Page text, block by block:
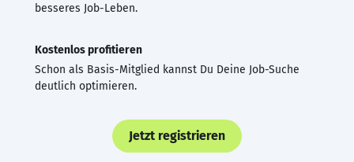
besseres Job-Leben.
Kostenlos profitieren
Schon als Basis-Mitglied kannst Du Deine Job-Suche
deutlich optimieren.
Jetzt registrieren